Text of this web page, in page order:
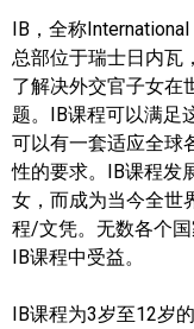
旺市楼花项目
万锦楼花项目
新移民指南
留学生指南
IB，全称International
总部位于瑞士日内瓦
了解决外交官子女在
题。IB课程可以满足
可以有一套适应全球
性的要求。IB课程发
女，而成为当今全世
程/文凭。无数各个
IB课程中受益。
IB课程为3岁至12岁